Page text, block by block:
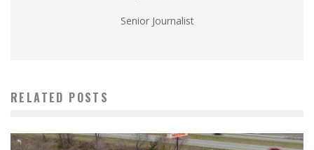
Senior Journalist
RELATED POSTS